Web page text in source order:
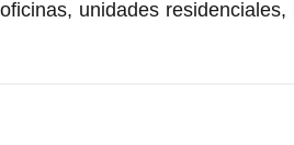
unidades